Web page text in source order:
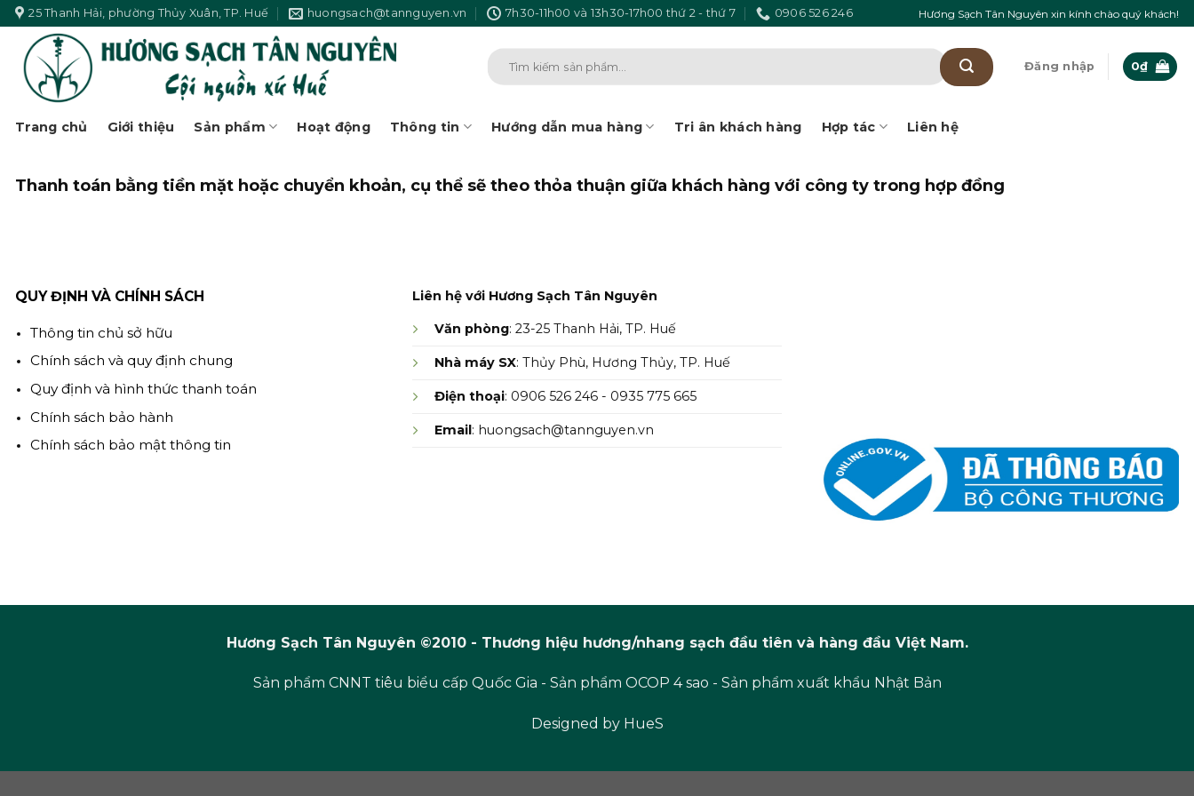
Skip
to
content
25 Thanh Hải, phường Thủy Xuân, TP. Huế huongsach@tannguyen.vn 7h30-11h00 và 13h30-17h00 thứ 2 - thứ 7 0906 526 246 Hương Sạch Tân Nguyên xin kính chào quý khách!
Đăng nhập 0₫
Trang chủ Giới thiệu Sản phẩm Hoạt động Thông tin Hướng dẫn mua hàng Tri ân khách hàng Hợp tác Liên hệ
Thanh toán bằng tiền mặt hoặc chuyển khoản, cụ thể sẽ theo thỏa thuận giữa khách hàng với công ty trong hợp đồng
QUY ĐỊNH VÀ CHÍNH SÁCH
Thông tin chủ sở hữu
Chính sách và quy định chung
Quy định và hình thức thanh toán
Chính sách bảo hành
Chính sách bảo mật thông tin
Liên hệ với Hương Sạch Tân Nguyên
Văn phòng: 23-25 Thanh Hải, TP. Huế
Nhà máy SX: Thủy Phù, Hương Thủy, TP. Huế
Điện thoại: 0906 526 246 - 0935 775 665
Email: huongsach@tannguyen.vn
Hương Sạch Tân Nguyên ©2010 - Thương hiệu hương/nhang sạch đầu tiên và hàng đầu Việt Nam.
Sản phẩm CNNT tiêu biểu cấp Quốc Gia - Sản phẩm OCOP 4 sao - Sản phẩm xuất khẩu Nhật Bản
Designed by HueS